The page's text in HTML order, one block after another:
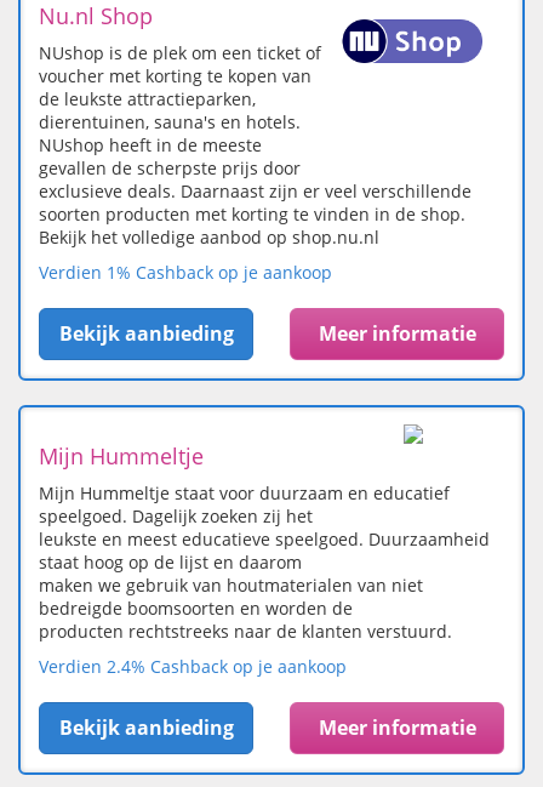
Nu.nl Shop
NUshop is de plek om een ticket of
voucher met korting te kopen van
de leukste attractieparken,
dierentuinen, sauna's en hotels.
NUshop heeft in de meeste
gevallen de scherpste prijs door
exclusieve deals. Daarnaast zijn er veel verschillende
soorten producten met korting te vinden in de shop.
Bekijk het volledige aanbod op shop.nu.nl
Verdien 1% Cashback op je aankoop
Bekijk aanbieding Meer informatie
Mijn Hummeltje
Mijn Hummeltje staat voor duurzaam en educatief
speelgoed. Dagelijk zoeken zij het
leukste en meest educatieve speelgoed. Duurzaamheid
staat hoog op de lijst en daarom
maken we gebruik van houtmaterialen van niet
bedreigde boomsoorten en worden de
producten rechtstreeks naar de klanten verstuurd.
Verdien 2.4% Cashback op je aankoop
Bekijk aanbieding Meer informatie